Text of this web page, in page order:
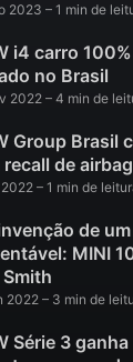
2023 – 1 min de
i4 carro
no Brasil
2022 – 4 min de
Group Brasil
recall de
– 1 min de
de
MINI
Smith
2022 – 3 min de
Série 3